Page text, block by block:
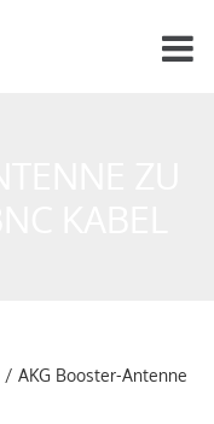
/ AKG Booster-Antenne